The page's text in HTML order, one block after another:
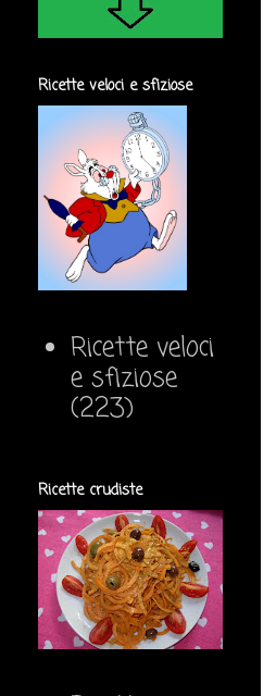
Ricette veloci e sfiziose
Ricette veloci
e sfiziose
(223)
Ricette crudiste